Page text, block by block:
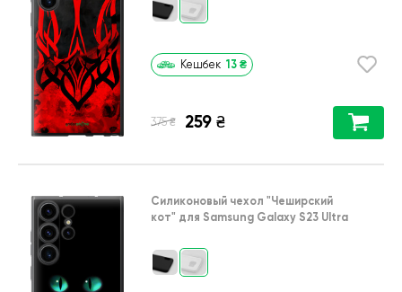
Кешбек 13 ₴
375 ₴ 259 ₴
Силиконовый чехол "Чеширский
кот" для Samsung Galaxy S23 Ultra